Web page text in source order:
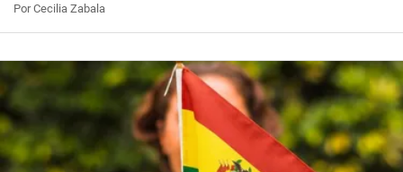
Por Cecilia Zabala